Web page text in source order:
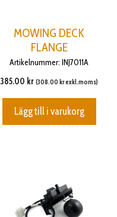
MOWING DECK
FLANGE
Artikelnummer: INJ7011A
385.00 kr (308.00 krexkl.moms)
Lägg till i varukorg